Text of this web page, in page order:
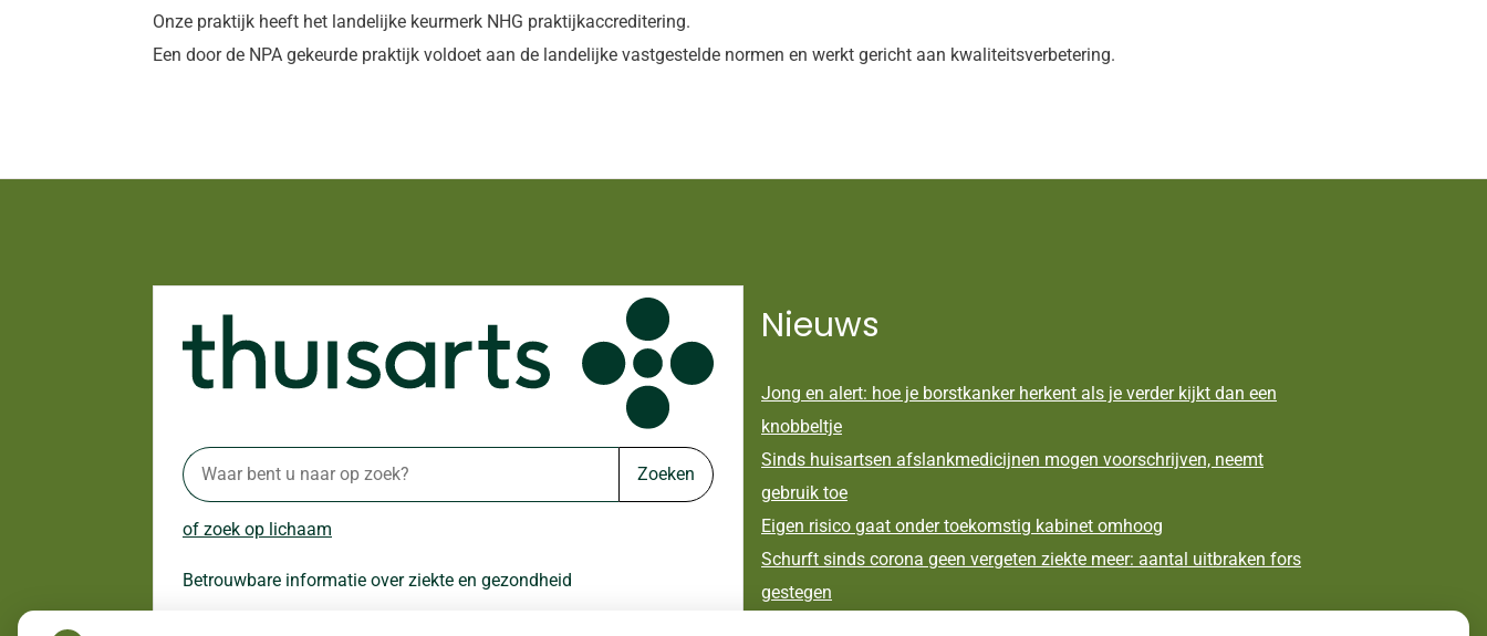
Onze praktijk heeft het landelijke keurmerk NHG praktijkaccreditering.
Een door de NPA gekeurde praktijk voldoet aan de landelijke vastgestelde normen en werkt gericht aan kwaliteitsverbetering.
Zoeken
of zoek op lichaam
Betrouwbare informatie over ziekte en gezondheid
Nieuws
Jong en alert: hoe je borstkanker herkent als je verder kijkt dan een
knobbeltje
Sinds huisartsen afslankmedicijnen mogen voorschrijven, neemt
gebruik toe
Eigen risico gaat onder toekomstig kabinet omhoog
Schurft sinds corona geen vergeten ziekte meer: aantal uitbraken fors
gestegen